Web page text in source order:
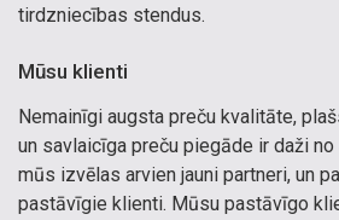
tirdzniecības stendus.
Mūsu klienti
Nemainīgi augsta preču kvalitāte,
un savlaicīga preču piegāde ir daži
mūs izvēlas arvien jauni partneri, un
pastāvīgie klienti. Mūsu pastāvīgo